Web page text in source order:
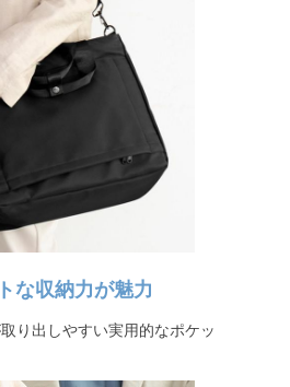
な収納力が魅力
り出しやすい実用的なポケッ